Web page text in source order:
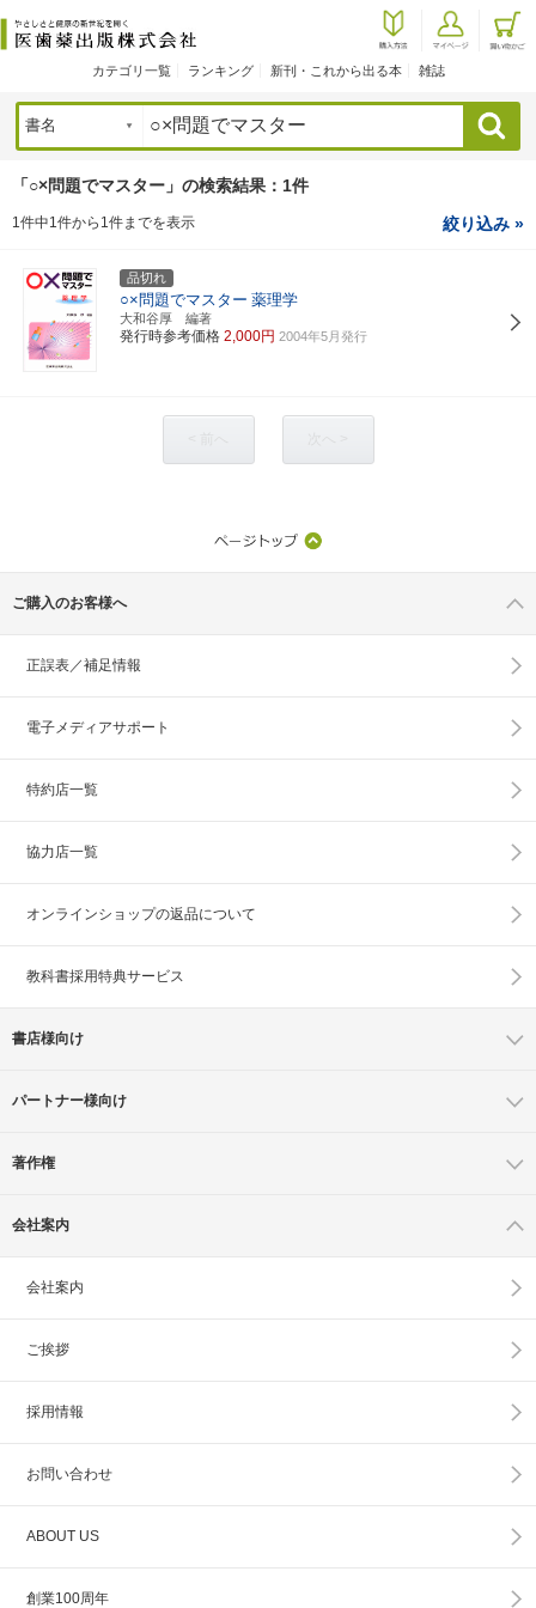
カテゴリ一覧 ランキング 新刊・これから出る本 雑誌
検索
「○×問題でマスター」の検索結果：1件
1件中1件から1件までを表示 絞り込み »
品切れ
○×問題でマスター 薬理学
大和谷厚 編著
発行時参考価格 2,000円 2004年5月発行
ご購入のお客様へ
正誤表／補足情報
電子メディアサポート
特約店一覧
協力店一覧
オンラインショップの返品について
教科書採用特典サービス
書店様向け
パートナー様向け
著作権
会社案内
会社案内
ご挨拶
採用情報
お問い合わせ
ABOUT US
創業100周年